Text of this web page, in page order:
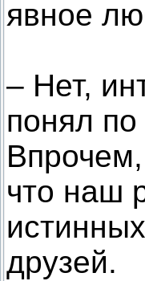
явное
– Нет,
понял
что наш
друзей.